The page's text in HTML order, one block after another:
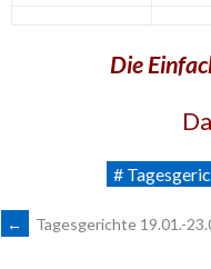
Die
#
ARTIKEL-
← Tagesgerichte 19.01.-